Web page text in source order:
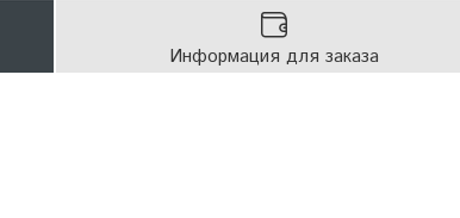
Информация для заказа